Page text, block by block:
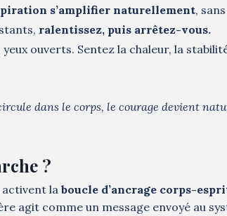
s’amplifier naturellement,
ralentissez, puis arrêtez-vous.
yeux ouverts. Sentez la chaleur, la
dans le corps, le courage devient
?
activent la boucle d’ancrage corps-
agit comme un message envoyé au